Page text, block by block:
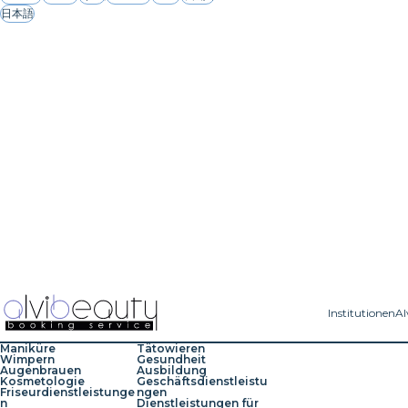
日本語
Institutionen
Maniküre
Wimpern
Augenbrauen
Kosmetologie
Friseurdienstleistunge
n
Tätowieren
Gesundheit
Ausbildung
Geschäftsdienstleistu
ngen
Dienstleistungen für